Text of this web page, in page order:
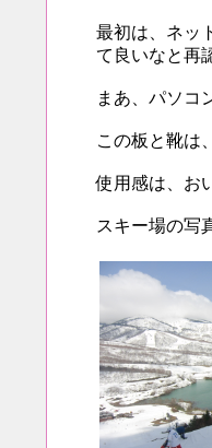
最初は、ネッ
て良いなと再
まあ、パソコ
この板と靴は
使用感は、お
スキー場の写